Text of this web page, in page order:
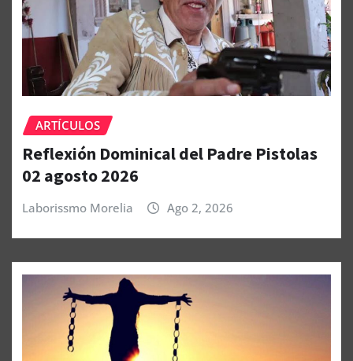
ARTÍCULOS
Reflexión Dominical del Padre Pistolas
02 agosto 2026
Laborissmo Morelia Ago 2, 2026